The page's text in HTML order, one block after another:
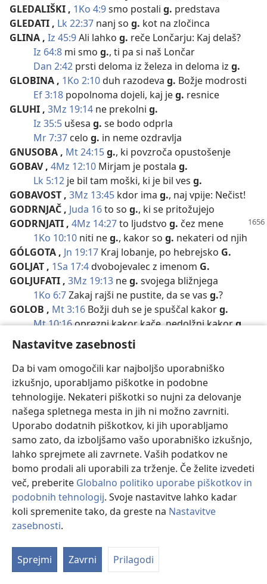
Nastavitve zasebnosti
Da bi vam omogočili kar najboljšo uporabniško
izkušnjo, uporabljamo piškotke in podobne
tehnologije. Nekateri piškotki so nujni za delovanje
našega spletnega mesta in jih ni možno zavrniti.
Uporabo dodatnih piškotkov, ki jih uporabljamo
samo zato, da izboljšamo vašo uporabniško izkušnjo,
lahko sprejmete ali zavrnete. Vaših podatkov ne
bomo prodali ali uporabili za trženje. Če želite izvedeti
več, preberite Globalno politiko uporabe piškotkov in
podobnih tehnologij. Svoje nastavitve lahko kadar
koli spremenite tako, da greste na Nastavitve
zasebnosti.
Sprejmi Zavrni Prilagodi
GLEDALIŠKI , 1Ko 4:9smo postali g. predstava
GLEDATI , Lk 22:37 nanj so g. kot na zločinca
GLINA , Iz 45:9Ali lahko g. reče Lončarju: Kaj delaš?
Iz 64:8 mi smo g., ti pa si naš Lončar
Dan 2:42 prsti deloma iz železa in deloma iz g.
GLOBINA , 1Ko 2:10duh razodeva g. Božje modrosti
Ef 3:18 popolnoma dojeli, kaj jeg. resnice
GLUHI , 3Mz 19:14 ne prekolni g.
Iz 35:5 ušesa g. se bodo odprla
Mr 7:37 celo g. in neme ozdravlja
GNUSOBA , Mt 24:15g., ki povzroča opustošenje
GOBAV , 4Mz 12:10 Mirjam je postala g.
Lk 5:12 je bil tam moški, ki je bil ves g.
GOBAVOST , 3Mz 13:45 kdor ima g., naj vpije: Nečist!
GODRNJAČ , Juda 16to so g., ki se pritožujejo
GODRNJATI , 4Mz 14:27to ljudstvo g. čez mene
1Ko 10:10 niti neg., kakor so g. nekateri od njih
GÓLGOTA , Jn 19:17 Kraj lobanje, po hebrejsko G.
GOLJAT , 1Sa 17:4dvobojevalec z imenom G.
GOLJUFATI , 3Mz 19:13 neg. svojega bližnjega
1Ko 6:7Zakaj rajši ne pustite, da se vas g.?
GOLOB , Mt 3:16 Božji duh se je spuščal kakorg.
Mt 10:16oprezni kakor kače, nedolžni kakorg.
GOMÓRA, 1Mz 19:24 G.začela deževati žveplo in
GORA, Ps 24:3Kdo se sme povzpeti na Jehovovo
Iz 2:3 povzpnimo se na Jehovovog.
Iz 11:9po vsej moji svetig.ne bo nič hudega
Dan 2:35postal velikag.in napolnil zemljo
GORČIČEN,Lk 13:19podobno jeg.zrnu
GOREČ,Tit 2:14da bi bilig.za dobra dela
GOREČE,Rim 10:2 g.služijo Bogu, toda ne po
Glej tudi VNETO.
GOREČNOST , Ps 69:9 g.za tvojo hišo me razvnema
Iz 37:32to bom v svojig.naredil jaz, Jehova
Rim 12:11naj vas sveti duh napolnjuje zg.
GORJE,Iz 5:20g.tistim, ki dobremu pravijo slabo
1Ko 9:16
GOSPOD
5Mz 10:17 Jehova jeG.